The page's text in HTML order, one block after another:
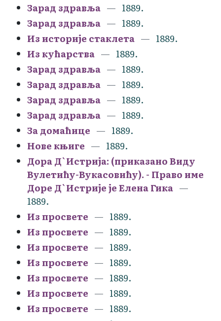
Зарад здравља
1889.
Зарад здравља
1889.
Из историје стаклета
1889.
Из кућарства
1889.
Зарад здравља
1889.
Зарад здравља
1889.
Зарад здравља
1889.
Зарад здравља
1889.
За домаћице
1889.
Нове књиге
1889.
Дора Д`Истрија: (приказано Виду
Вулетићу-Вукасовићу). - Право име
Доре Д`Истрије је Елена Гика
1889.
Из просвете
1889.
Из просвете
1889.
Из просвете
1889.
Из просвете
1889.
Из просвете
1889.
Из просвете
1889.
Из просвете
1889.